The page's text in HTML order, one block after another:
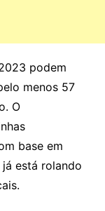
podem
menos 57
O
base em
já está rolando